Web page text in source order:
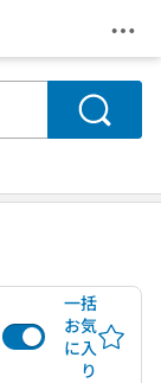
メ
検索
一括
お気
に入
り